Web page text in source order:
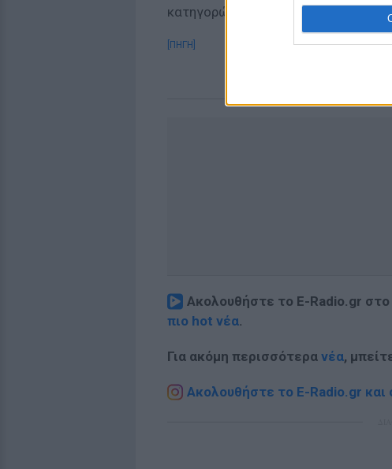
κατηγορώντας αγνώστους ότι
[ΠΗΓΗ]
Ακολουθήστε το E-Radio.gr στο
πιο hot νέα.
Για ακόμη περισσότερα νέα,
Ακολουθήστε το E-Radio.gr